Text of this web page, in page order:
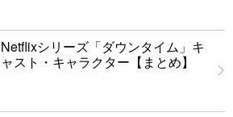
Netflixシリーズ「ダウンタイム」キ
ャスト・キャラクター【まとめ】